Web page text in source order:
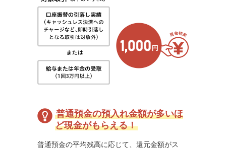
普通預金の預入れ金額が多いほ
ど現金がもらえる！
普通預金の平均残高に応じて、還元金額がス